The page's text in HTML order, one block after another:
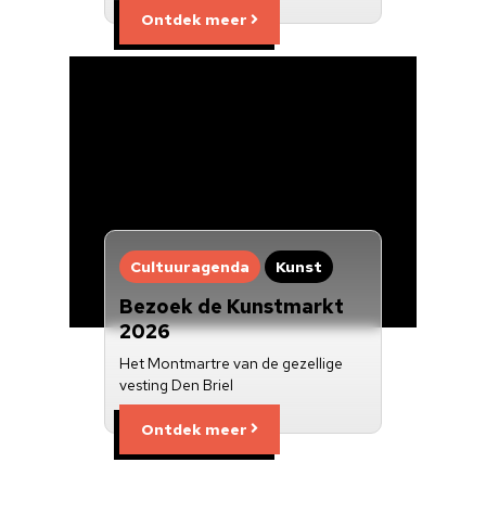
Ontdek meer
Cultuuragenda Kunst
Bezoek de Kunstmarkt
2026
Het Montmartre van de gezellige
vesting Den Briel
Ontdek meer